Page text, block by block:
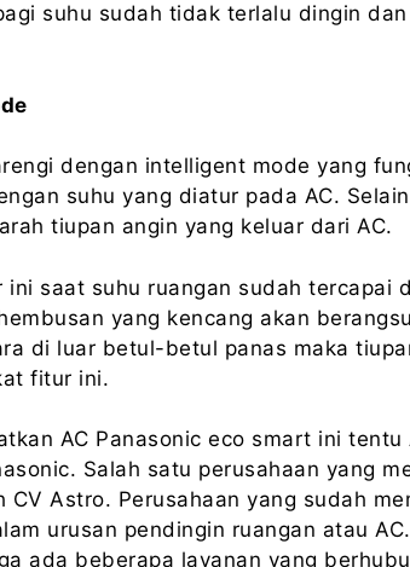
suhu sudah tidak terlalu dingin
dengan intelligent mode yang
suhu yang diatur pada AC.
tiupan angin yang keluar dari AC.
ini saat suhu ruangan sudah tercapai
yang kencang akan
di luar betul-betul panas maka
fitur ini.
AC Panasonic eco smart ini
Salah satu perusahaan yang
CV Astro. Perusahaan yang sudah
urusan pendingin ruangan atau
ada beberapa layanan yang